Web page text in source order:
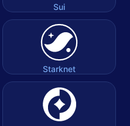
Sui
Starknet